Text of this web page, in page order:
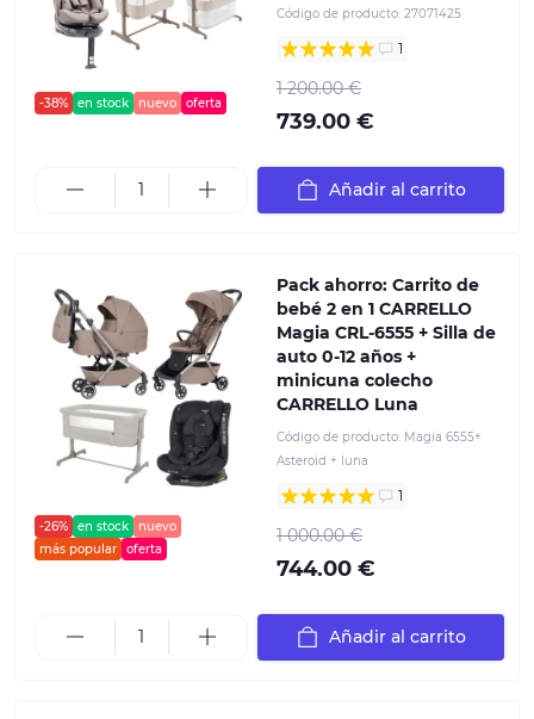
-38% en stock nuevo oferta
Código de producto: 27071425
1
1 200.00 €
739.00 €
Añadir al carrito
-26% en stock
nuevo
más popular
oferta
Pack ahorro: Carrito de
bebé 2 en 1 CARRELLO
Magia CRL-6555 + Silla de
auto 0-12 años +
minicuna colecho
CARRELLO Luna
Código de producto: Magia 6555+
Asteroid + luna
1
1 000.00 €
744.00 €
Añadir al carrito